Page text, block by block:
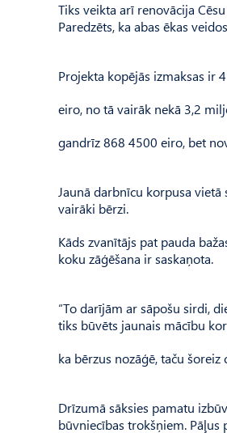
Tiks veikta arī renovācija
Paredzēts, ka abas ēkas
Projekta kopējās izmaksas ir
eiro, no tā vairāk nekā 3,2
gandrīz 868 4500 eiro, bet
Jaunā darbnīcu korpusa
vairāki bērzi.
Kāds zvanītājs pat pauda
koku zāģēšana ir saskaņota.
“To darījām ar sāpošu sirdi,
tiks būvēts jaunais mācību
ka bērzus nozāģē, taču
Drīzumā sāksies pamatu
būvniecības trokšņiem. Pāļus